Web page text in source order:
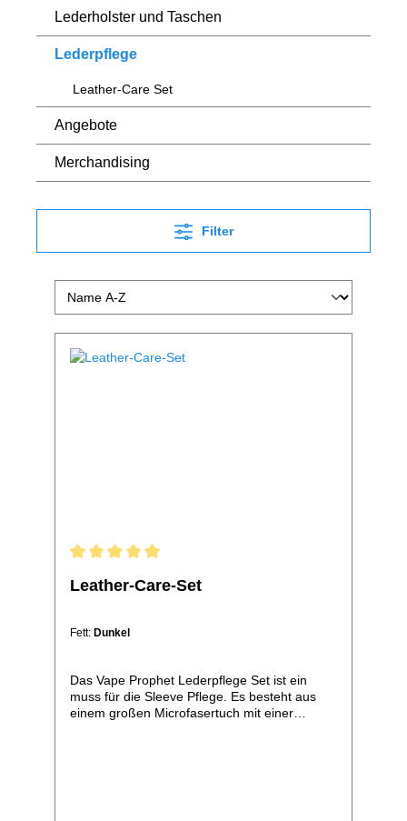
Lederholster und Taschen
Lederpflege
Leather-Care Set
Angebote
Merchandising
Filter
Leather-Care-Set
Fett: Dunkel
Das Vape Prophet Lederpflege Set ist ein
muss für die Sleeve Pflege. Es besteht aus
einem großen Microfasertuch mit einer